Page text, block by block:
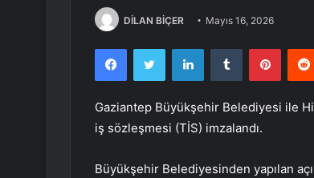
DİLAN BİÇER Mayıs 16, 2026
FacebookTwitter LinkedInTumblr
Gaziantep Büyükşehir Belediyesi ile
iş sözleşmesi (TİS) imzalandı.
Büyükşehir Belediyesinden yapılan